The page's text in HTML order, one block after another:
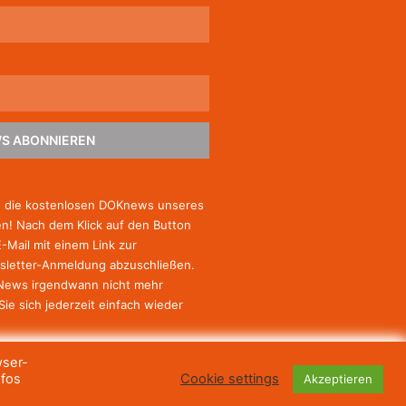
ABONNIEREN
kostenlosen DOKnews unseres
Nach dem Klick auf den Button
Mail mit einem Link zur
Anmeldung abzuschließen.
irgendwann nicht mehr
sich jederzeit einfach wieder
Cookie settings Akzeptieren